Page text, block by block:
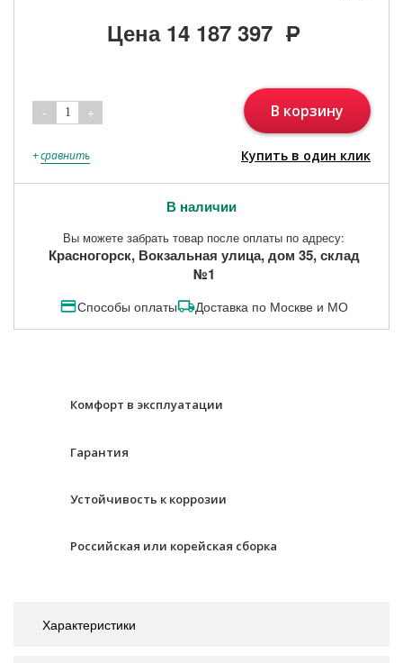
Цена 14 187 397 Р
- 1 + В корзину
+сравнить Купить в один клик
В наличии
Вы можете забрать товар после оплаты по адресу:
Красногорск, Вокзальная улица, дом 35, склад
№1
Способы оплаты Доставка по Москве и МО
Комфорт в эксплуатации
Гарантия
Устойчивость к коррозии
Российская или корейская сборка
Характеристики